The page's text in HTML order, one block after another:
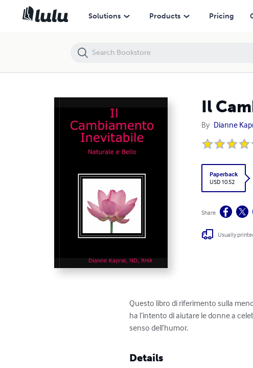
Solutions Products Pricing
Il
By Dianne
Paperback
USD 10.52
Share
Usually
Questo libro di riferimento sulla
ha l’intento di aiutare le donne a
senso dell’humor.
Details
Il Cambiamento Inevitabile: Naturale e Bello